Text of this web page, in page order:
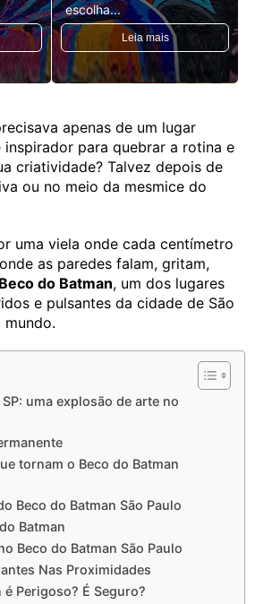
escolha...
Leia mais
apenas de um lugar
para quebrar a rotina e
criatividade? Talvez depois de
ou no meio da mesmice do
uma viela onde cada centímetro
as paredes falam, gritam,
Beco do Batman, um dos lugares
e pulsantes da cidade de São
uma explosão de arte no
tornam o Beco do Batman
Beco do Batman São Paulo
Batman
Beco do Batman São Paulo
Nas Proximidades
é Perigoso? É Seguro?